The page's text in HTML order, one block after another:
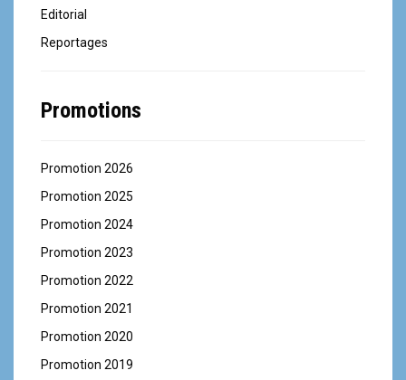
Editorial
Reportages
Promotions
Promotion 2026
Promotion 2025
Promotion 2024
Promotion 2023
Promotion 2022
Promotion 2021
Promotion 2020
Promotion 2019